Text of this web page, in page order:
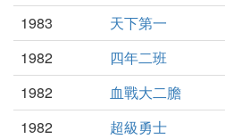
1983
天下第一
1982
四年二班
1982
血戰大二膽
1982
超級勇士